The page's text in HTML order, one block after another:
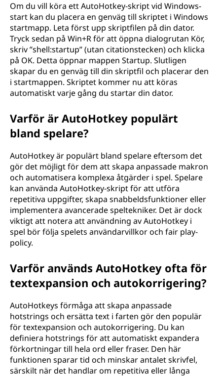
Om du vill köra ett AutoHotkey-skript vid Windows-
start kan du placera en genväg till skriptet i Windows
startmapp. Leta först upp skriptfilen på din dator.
Tryck sedan på Win+R för att öppna dialogrutan Kör,
skriv ”shell:startup” (utan citationstecken) och klicka
på OK. Detta öppnar mappen Startup. Slutligen
skapar du en genväg till din skriptfil och placerar den
i startmappen. Skriptet kommer nu att köras
automatiskt varje gång du startar din dator.
Varför är AutoHotkey populärt
bland spelare?
AutoHotkey är populärt bland spelare eftersom det
gör det möjligt för dem att skapa anpassade makron
och automatisera komplexa åtgärder i spel. Spelare
kan använda AutoHotkey-skript för att utföra
repetitiva uppgifter, skapa snabbeldsfunktioner eller
implementera avancerade speltekniker. Det är dock
viktigt att notera att användning av AutoHotkey i
spel bör följa spelets användarvillkor och fair play-
policy.
Varför används AutoHotkey ofta för
textexpansion och autokorrigering?
AutoHotkeys förmåga att skapa anpassade
hotstrings och ersätta text i farten gör den populär
för textexpansion och autokorrigering. Du kan
definiera hotstrings för att automatiskt expandera
förkortningar till hela ord eller fraser. Den här
funktionen sparar tid och minskar antalet skrivfel,
särskilt när det handlar om repetitiva eller långa